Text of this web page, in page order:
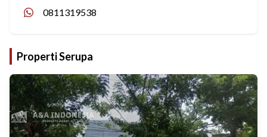
0811319538
Properti Serupa